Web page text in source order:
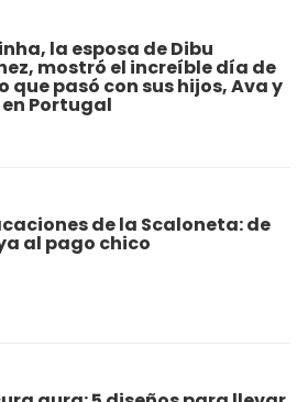
la esposa de Dibu
mostró el increíble día de
que pasó con sus hijos, Ava y
Portugal
de la Scaloneta: de
al pago chico